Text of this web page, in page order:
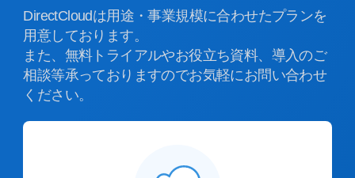
DirectCloudは用途・事業規模に合わせたプランを
用意しております。
また、無料トライアルやお役立ち資料、導入のご
相談等承っておりますのでお気軽にお問い合わせ
ください。